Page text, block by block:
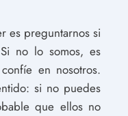
es preguntarnos si
no lo somos, es
en nosotros.
si no puedes
que ellos no